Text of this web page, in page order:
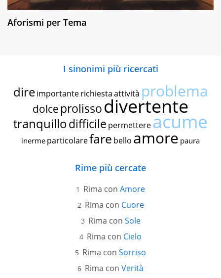
Aforismi per Tema
I sinonimi più ricercati
dire importante richiestaattività problema
dolce prolissodivertente
tranquillodifficile permettereacume
inerme particolarefare bello amore paura
Rime più cercate
Rima con Amore
Rima con Cuore
Rima con Sole
Rima con Cielo
Rima con Sorriso
Rima con Verità